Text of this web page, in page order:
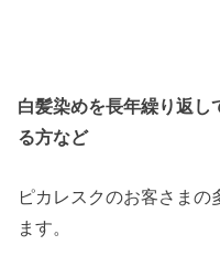
白髪染めを長年繰り返し
る方など
ピカレスクのお客さま
ます。